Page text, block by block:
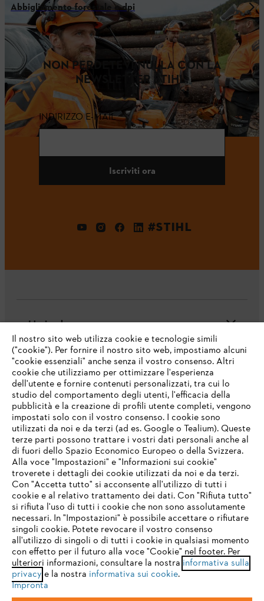
Abbigliamento forestale e dpi
NON PERDETEVI NULLA CON LA
NEWSLETTER STIHL.
INDIRIZZO E-MAIL
Iscriviti ora
#STIHL
L'azienda
Domande frequenti
Assistenza
Protezione dati Nota legale Cookies
Informazioni legali
STIHL VERTRIEBS AG, 8617 Mönchaltorf
IHR BROWSER WIRD NICHT
UNTERSTÜTZT
Sie nutzen einen Browser, den wir noch nicht unterstützen. Für
eine optimale Nutzung unserer Seite empfehlen wir Ihnen, zu
einem der folgenden Browser zu wechseln:
firefox chrome
Il nostro sito web utilizza cookie e tecnologie simili
("cookie"). Per fornire il nostro sito web, impostiamo alcuni
"cookie essenziali" anche senza il vostro consenso. Altri
cookie che utilizziamo per ottimizzare l'esperienza
dell'utente e fornire contenuti personalizzati, tra cui lo
studio del comportamento degli utenti, l'efficacia della
pubblicità e la creazione di profili utente completi, vengono
impostati solo con il vostro consenso. I cookie sono
utilizzati da noi e da terzi (ad es. Google o Tealium). Queste
terze parti possono trattare i vostri dati personali anche al
di fuori dello Spazio Economico Europeo o della Svizzera.
Alla voce "Impostazioni" e "Informazioni sui cookie"
troverete i dettagli dei cookie utilizzati da noi e da terzi.
Con "Accetta tutto" si acconsente all'utilizzo di tutti i
cookie e al relativo trattamento dei dati. Con "Rifiuta tutto"
si rifiuta l'uso di tutti i cookie che non sono assolutamente
necessari. In "Impostazioni" è possibile accettare o rifiutare
singoli cookie. Potete revocare il vostro consenso
all'utilizzo di singoli o di tutti i cookie in qualsiasi momento
con effetto per il futuro alla voce "Cookie" nel footer. Per
ulteriori informazioni, consultare la nostra informativa sulla
privacy e la nostra informativa sui cookie.
Impronta